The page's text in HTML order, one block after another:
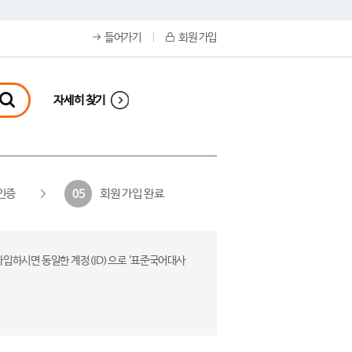
들어가기 회원 가입
자세히 찾기
증 05 회원 가입 완료
하시면 동일한 계정(ID)으로 ‘표준국어대사